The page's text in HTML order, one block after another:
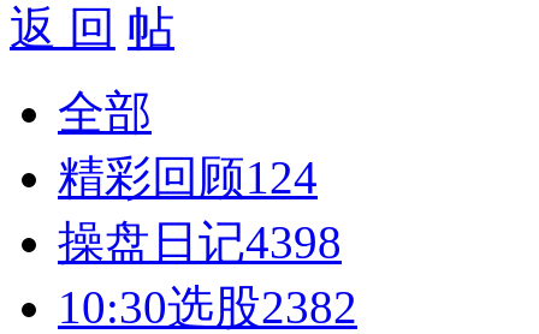
返 回
全部
精彩回顾124
操盘日记4398
10:30选股2382